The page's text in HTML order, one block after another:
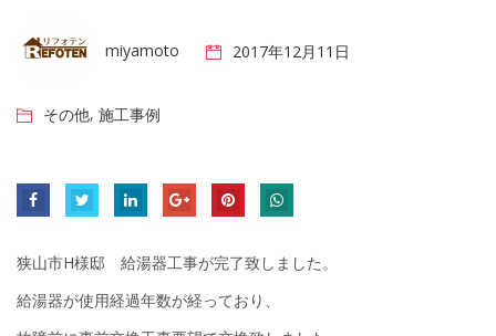
miyamoto 2017年12月11日
その他, 施工事例
狭山市H様邸 給湯器工事が完了致しました。
給湯器が使用経過年数が経っており、